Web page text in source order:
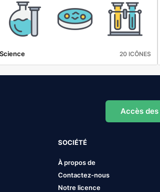
Science 20 ICÔNES
Accès
SOCIÉTÉ
À propos de
Contactez-nous
Notre licence